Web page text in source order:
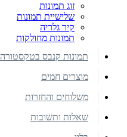
זוג תמונות
שלישיית תמונות
קיר גלריה
תמונות מחולקות
תמונות קנבס בטקסטורה
מוצרים חמים
משלוחים והחזרות
שאלות ותשובות